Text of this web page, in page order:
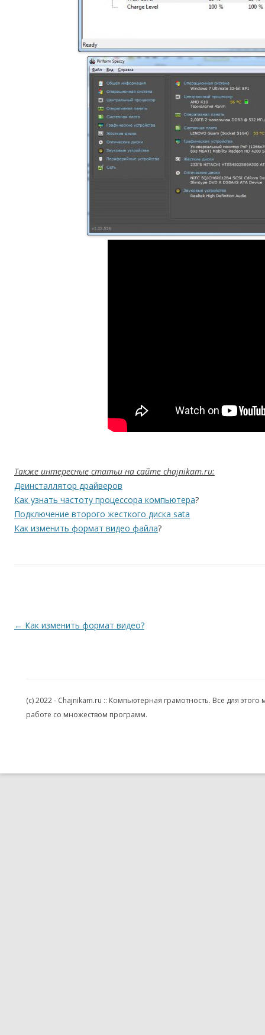
Также интересные статьи на сайте chajnikam.ru:
Деинсталлятор драйверов
Как узнать частоту процессора компьютера?
Подключение второго жесткого диска sata
Как изменить формат видео файла?
Навигация по записям
← Как изменить формат видео?
(c) 2022 - Chajnikam.ru :: Компьютерная грамотность. Все для
работе со множеством программ.